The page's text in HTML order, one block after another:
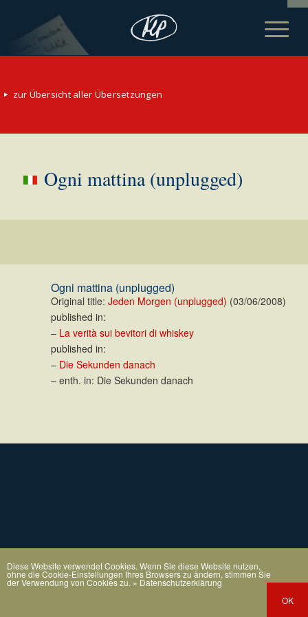
zur Übersicht aller Übersetzungen
Ogni mattina (unplugged)
Ogni mattina (unplugged)
Original title: Jeden Morgen (unplugged) (03/06/2008)
published in:
– La verità sui bevitori di whiskey
published in:
– Die Sekunden danach
– enth. in: Die Sekunden danach
Diese Website verwendet Cookies. Wenn Sie diese Website nutzen,
ohne die Cookie-Einstellungen Ihres Browsers zu ändern, stimmen Sie
der Verwendung von Cookies zu. » Datenschutzerklärung
OK